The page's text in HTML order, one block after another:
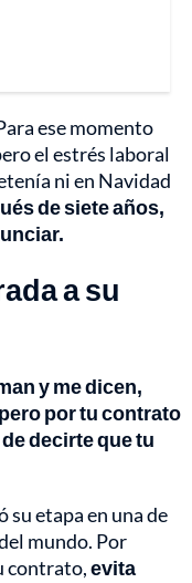
ese momento
el estrés laboral
ni en Navidad
de siete años,
a su
y me dicen,
por tu contrato
decirte que tu
etapa en una de
mundo. Por
contrato,evita